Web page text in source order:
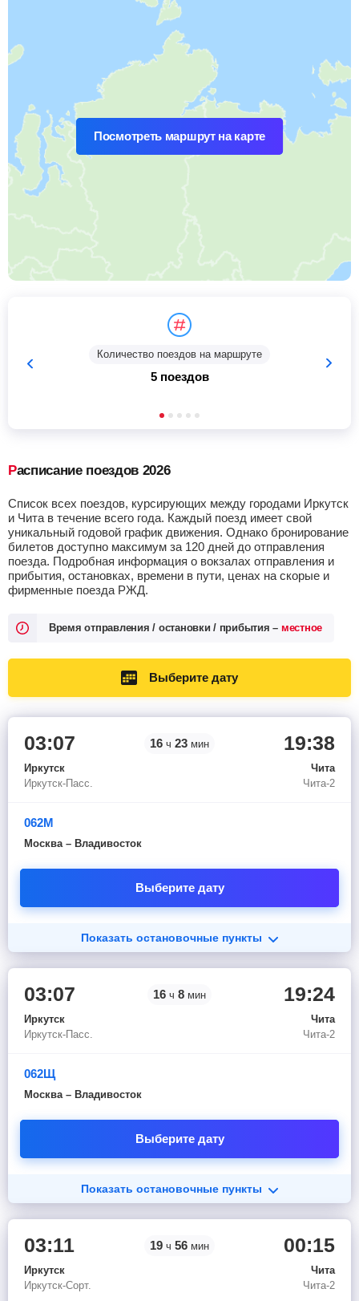
Посмотреть маршрут на карте
Количество поездов на маршруте
5 поездов
Расписание поездов 2026
Список всех поездов, курсирующих между городами Иркутск
и Чита в течение всего года. Каждый поезд имеет свой
уникальный годовой график движения. Однако бронирование
билетов доступно максимум за 120 дней до отправления
поезда. Подробная информация о вокзалах отправления и
прибытия, остановках, времени в пути, ценах на скорые и
фирменные поезда РЖД.
Время отправления / остановки / прибытия – местное
Выберите дату
03:07
Иркутск
Иркутск-Пасс.
16 ч 23 мин 19:38
Чита
Чита-2
062М
Москва – Владивосток
Выберите дату
Показать остановочные пункты
03:07
Иркутск
Иркутск-Пасс.
16 ч 8 мин 19:24
Чита
Чита-2
062Щ
Москва – Владивосток
Выберите дату
Показать остановочные пункты
03:11
Иркутск
Иркутск-Сорт.
19 ч 56 мин 00:15
Чита
Чита-2